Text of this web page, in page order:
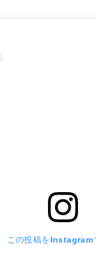
この投稿をInstagram